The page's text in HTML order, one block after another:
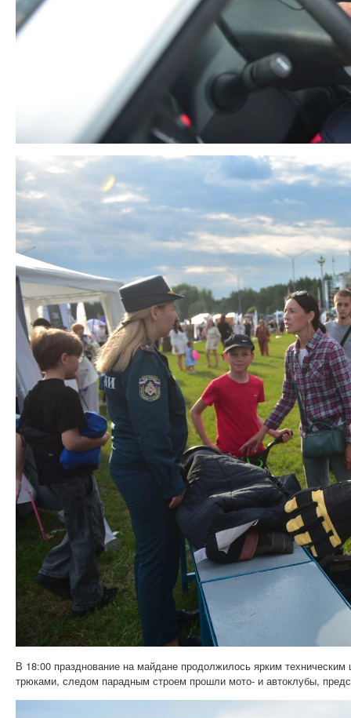
В 18:00 празднование на майдане продолжилось ярким
трюками, следом парадным строем прошли мото- и автоклубы,